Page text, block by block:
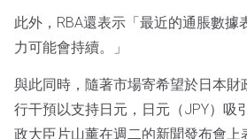
此外，RBA還表示「最近的通脹數據
力可能會持續。」
與此同時，隨著市場寄希望於日本財
行干預以支持日元，日元（JPY）吸
政大臣片山薰在週二的新聞發布會上